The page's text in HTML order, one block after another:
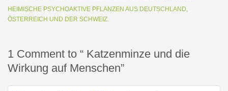
HEIMISCHE PSYCHOAKTIVE PFLANZEN AUS DEUTSCHLAND,
ÖSTERREICH UND DER SCHWEIZ.
1 Comment to “ Katzenminze und die
Wirkung auf Menschen”